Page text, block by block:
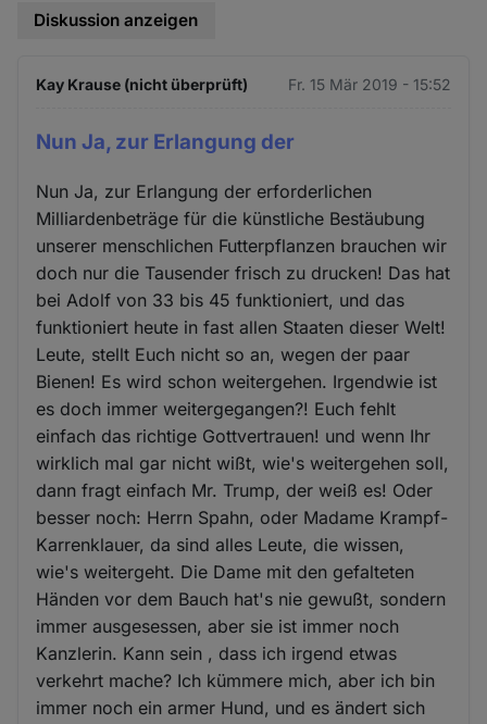
Diskussion anzeigen
Kay Krause (nicht überprüft) Fr. 15 Mär 2019 - 15:52
Nun Ja, zur Erlangung der
Nun Ja, zur Erlangung der erforderlichen
Milliardenbeträge für die künstliche Bestäubung
unserer menschlichen Futterpflanzen brauchen wir
doch nur die Tausender frisch zu drucken! Das hat
bei Adolf von 33 bis 45 funktioniert, und das
funktioniert heute in fast allen Staaten dieser Welt!
Leute, stellt Euch nicht so an, wegen der paar
Bienen! Es wird schon weitergehen. Irgendwie ist
es doch immer weitergegangen?! Euch fehlt
einfach das richtige Gottvertrauen! und wenn Ihr
wirklich mal gar nicht wißt, wie's weitergehen soll,
dann fragt einfach Mr. Trump, der weiß es! Oder
besser noch: Herrn Spahn, oder Madame Krampf-
Karrenklauer, da sind alles Leute, die wissen,
wie's weitergeht. Die Dame mit den gefalteten
Händen vor dem Bauch hat's nie gewußt, sondern
immer ausgesessen, aber sie ist immer noch
Kanzlerin. Kann sein , dass ich irgend etwas
verkehrt mache? Ich kümmere mich, aber ich bin
immer noch ein armer Hund, und es ändert sich